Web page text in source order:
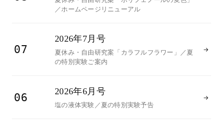
／ホームページリニューアル
07
2026年7月号
夏休み・自由研究案「カラフルフラワー」／夏
の特別実験ご案内
→
06 2026年6月号
塩の液体実験／夏の特別実験予告
→